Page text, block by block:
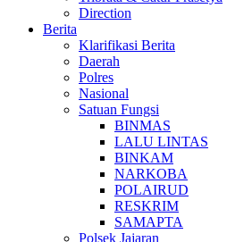
Direction
Berita
Klarifikasi Berita
Daerah
Polres
Nasional
Satuan Fungsi
BINMAS
LALU LINTAS
BINKAM
NARKOBA
POLAIRUD
RESKRIM
SAMAPTA
Polsek Jajaran